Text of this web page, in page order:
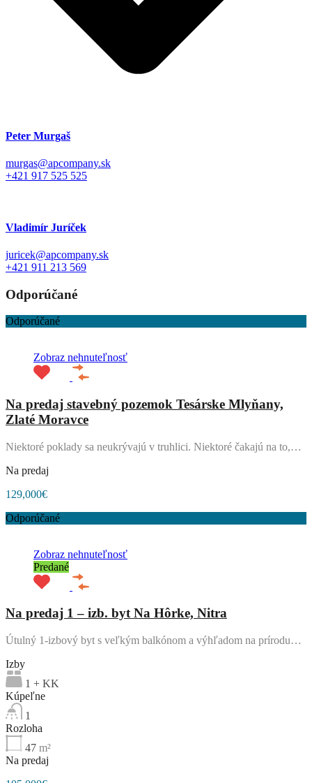
Peter Murgaš
murgas@apcompany.sk
+421 917 525 525
Vladimír Juríček
juricek@apcompany.sk
+421 911 213 569
Odporúčané
Odporúčané
Zobraz nehnuteľnosť
Na predaj stavebný pozemok Tesárske Mlyňany,
Zlaté Moravce
Niektoré poklady sa neukrývajú v truhlici. Niektoré čakajú na to,…
Na predaj
129,000€
Odporúčané
Zobraz nehnuteľnosť
Predané
Na predaj 1 – izb. byt Na Hôrke, Nitra
Útulný 1-izbový byt s veľkým balkónom a výhľadom na prírodu…
Izby
1 + KK
Kúpeľne
1
Rozloha
47 m²
Na predaj